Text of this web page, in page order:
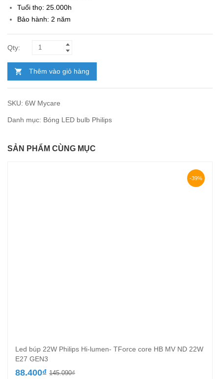
Tuổi thọ: 25.000h
Bảo hành: 2 năm
Thêm vào giỏ hàng
SKU: 6W Mycare
Danh mục: Bóng LED bulb Philips
SẢN PHẨM CÙNG MỤC
-39%
Led búp 22W Philips Hi-lumen- TForce core HB MV ND 22W
E27 GEN3
145.090₫Giá
88.400₫
Giá